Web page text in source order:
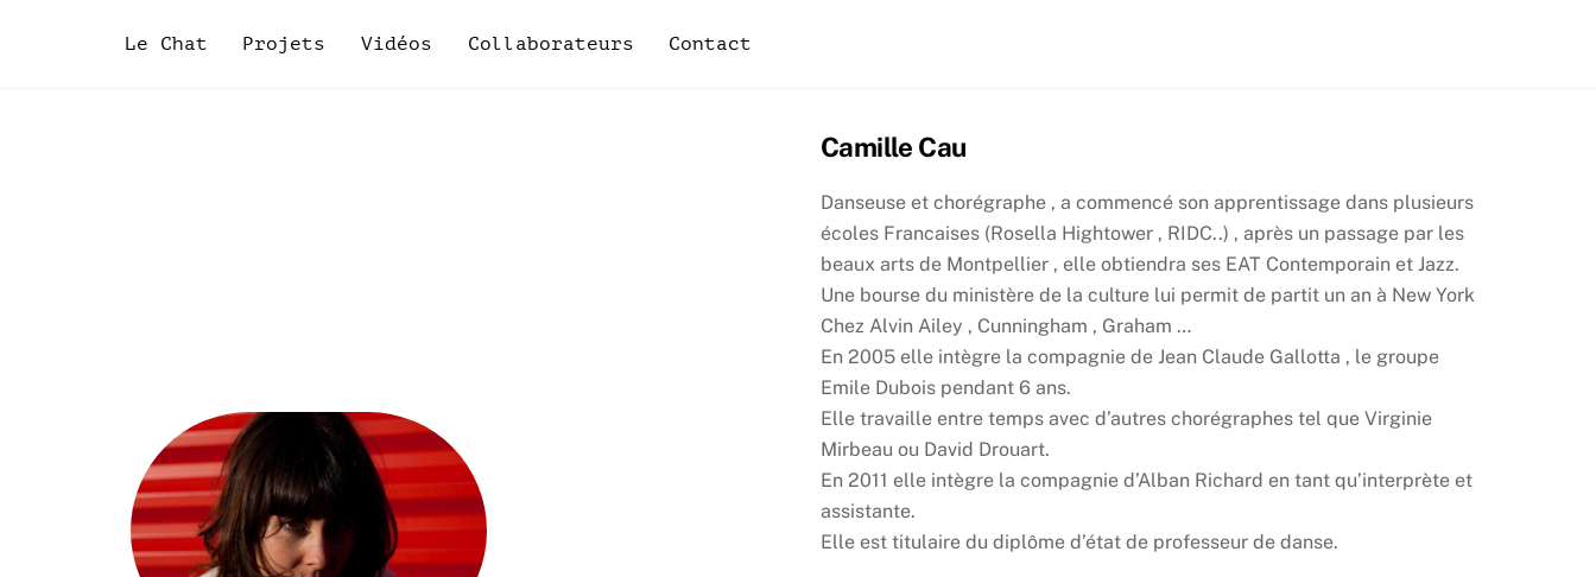
Le Chat Projets Vidéos Collaborateurs Contact
Camille Cau
Danseuse et chorégraphe , a commencé son apprentissage dans plusieurs
écoles Francaises (Rosella Hightower , RIDC..) , après un passage par les
beaux arts de Montpellier , elle obtiendra ses EAT Contemporain et Jazz.
Une bourse du ministère de la culture lui permit de partit un an à New York
Chez Alvin Ailey , Cunningham , Graham …
En 2005 elle intègre la compagnie de Jean Claude Gallotta , le groupe
Emile Dubois pendant 6 ans.
Elle travaille entre temps avec d’autres chorégraphes tel que Virginie
Mirbeau ou David Drouart.
En 2011 elle intègre la compagnie d’Alban Richard en tant qu’interprète et
assistante.
Elle est titulaire du diplôme d’état de professeur de danse.